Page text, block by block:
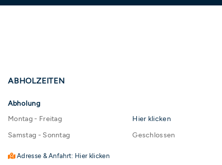
ABHOLZEITEN
Abholung
Montag - Freitag
Hier klicken
Samstag - Sonntag
Geschlossen
Adresse & Anfahrt: Hier klicken